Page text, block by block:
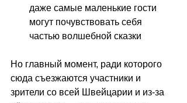
даже самые маленькие гости
могут почувствовать себя
частью волшебной сказки
Но главный момент, ради которого
сюда съезжаются участники и
зрители со всей Швейцарии и из-за